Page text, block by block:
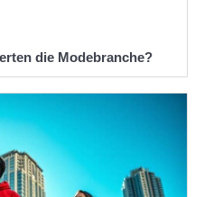
die Modebranche?